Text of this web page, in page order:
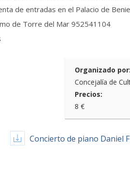
de entradas en el Palacio de
de Torre del Mar 952541104
Organizado por:
Concejalía de
Precios:
8 €
Concierto de piano Daniel